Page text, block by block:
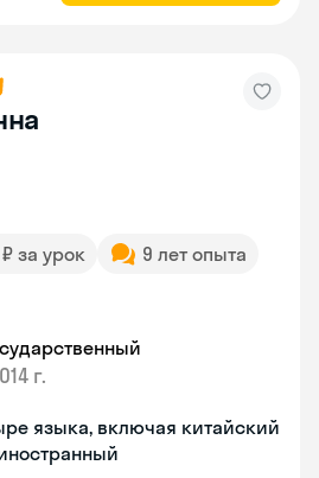
₽ за урок
9 лет опыта
г.
языка, включая китайский